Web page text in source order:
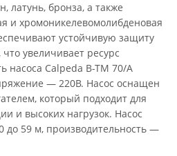
латунь, бронза, а также
и хромоникелевомолибденовая
устойчивую защиту
увеличивает ресурс
насоса Calpeda B-TM 70/A
— 220В. Насос оснащен
который подходит для
и высоких нагрузок. Насос
до 59 м, производительность —